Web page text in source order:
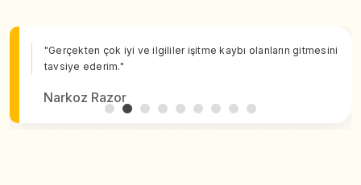
"Gerçekten çok iyi ve ilgililer işitme kaybı olanların gitmesini
tavsiye ederim."
Narkoz Razor